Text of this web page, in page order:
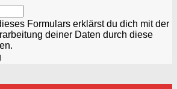
Formulars erklärst du dich mit der
deiner Daten durch diese